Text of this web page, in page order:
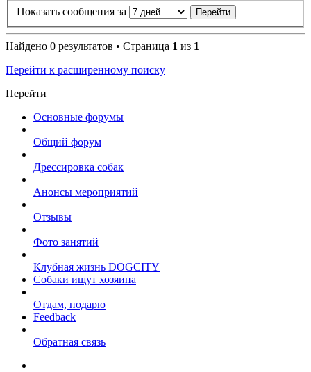
Показать сообщения за
Найдено 0 результатов • Страница 1 из 1
Перейти к расширенному поиску
Перейти
Основные форумы
Общий форум
Дрессировка собак
Анонсы мероприятий
Отзывы
Фото занятий
Клубная жизнь DOGCITY
Собаки ищут хозяина
Отдам, подарю
Feedback
Обратная связь